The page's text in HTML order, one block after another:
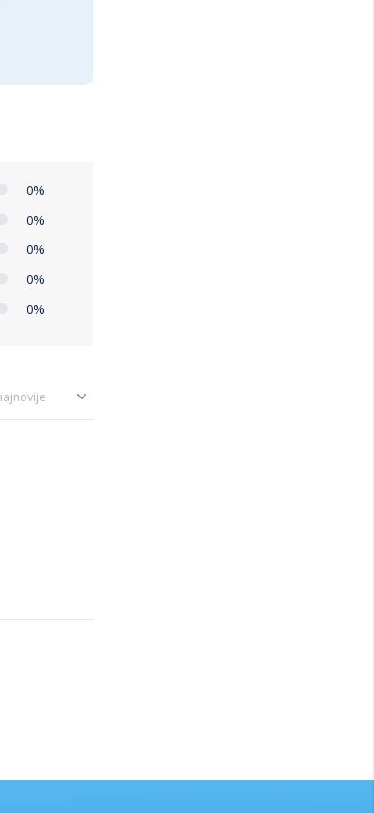
0%
0%
0%
0%
0%